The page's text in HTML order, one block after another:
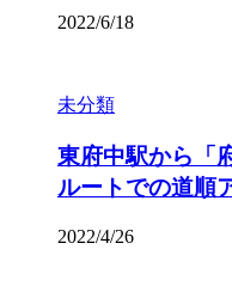
2022/6/18
未分類
東府中駅から「
ルートでの道順
2022/4/26